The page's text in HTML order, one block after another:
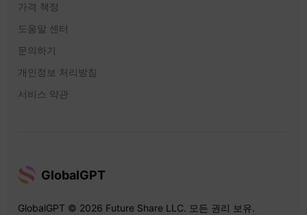
가격 책정
도움말 센터
문의하기
개인정보 처리방침
서비스 약관
GlobalGPT
GlobalGPT © 2026 Future Share LLC. 모든 권리 보유.